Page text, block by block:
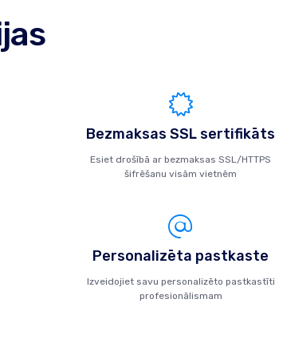
Bezmaksas SSL sertifikāts
Esiet drošībā ar bezmaksas SSL/HTTPS
šifrēšanu visām vietnēm
Personalizēta pastkaste
Izveidojiet savu personalizēto pastkastīti
profesionālismam